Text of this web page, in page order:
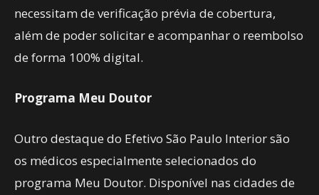
necessitam de verificação prévia de cobertura,
além de poder solicitar e acompanhar o reembolso
de forma 100% digital.
Programa Meu Doutor
Outro destaque do Efetivo São Paulo Interior são
os médicos especialmente selecionados do
programa Meu Doutor. Disponível nas cidades de